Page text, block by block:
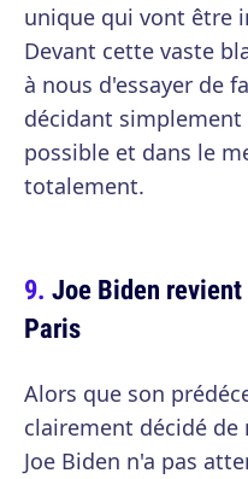
unique qui vont être
Devant cette vaste
à nous d'essayer de
décidant
possible et dans le
totalement.
Joe Biden
Paris
Alors que son
clairement décidé de
Joe Biden n'a pas